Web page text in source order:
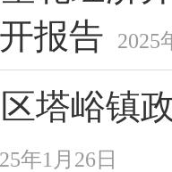
报告
2025
塔峪镇
年1月26日